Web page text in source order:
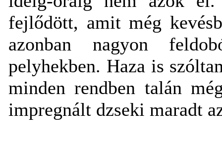
fejlődött, amit még
azonban nagyon
pelyhekben. Haza is
minden rendben talán
impregnált dzseki maradt